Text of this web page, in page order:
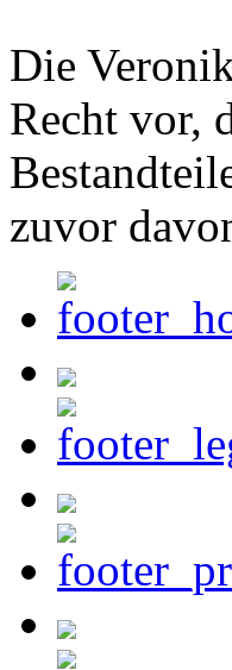
Die
Recht vor,
zuvor